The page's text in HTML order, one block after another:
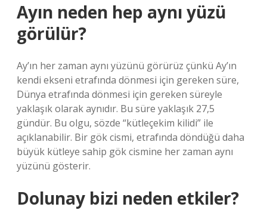
Ayın neden hep aynı yüzü
görülür?
Ay’ın her zaman aynı yüzünü görürüz çünkü Ay’ın
kendi ekseni etrafında dönmesi için gereken süre,
Dünya etrafında dönmesi için gereken süreyle
yaklaşık olarak aynıdır. Bu süre yaklaşık 27,5
gündür. Bu olgu, sözde “kütleçekim kilidi” ile
açıklanabilir. Bir gök cismi, etrafında döndüğü daha
büyük kütleye sahip gök cismine her zaman aynı
yüzünü gösterir.
Dolunay bizi neden etkiler?